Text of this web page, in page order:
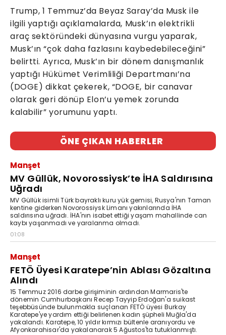
Trump, 1 Temmuz’da Beyaz Saray’da Musk ile
ilgili yaptığı açıklamalarda, Musk’ın elektrikli
araç sektöründeki dünyasına vurgu yaparak,
Musk’ın “çok daha fazlasını kaybedebileceğini”
belirtti. Ayrıca, Musk’ın bir dönem danışmanlık
yaptığı Hükümet Verimliliği Departmanı’na
(DOGE) dikkat çekerek, “DOGE, bir canavar
olarak geri dönüp Elon’u yemek zorunda
kalabilir” yorumunu yaptı.
ÖNE ÇIKAN HABERLER
Manşet
MV Güllük, Novorossiysk’te İHA Saldırısına
Uğradı
MV Güllük isimli Türk bayraklı kuru yük gemisi, Rusya'nın Taman
kentine giderken Novorossiysk Limanı yakınlarında İHA
saldırısına uğradı. İHA'nın isabet ettiği yaşam mahallinde can
kaybı yaşanmadı ve yaralanma olmadı.
01:08
Manşet
FETÖ Üyesi Karatepe’nin Ablası Gözaltına
Alındı
15 Temmuz 2016 darbe girişiminin ardından Marmaris'te
dönemin Cumhurbaşkanı Recep Tayyip Erdoğan'a suikast
teşebbüsünde bulunmakla suçlanan FETÖ üyesi Burkay
Karatepe'ye yardım ettiği belirlenen kadın şüpheli Muğla'da
yakalandı. Karatepe, 10 yıldır kırmızı bültenle aranıyordu ve
Afyonkarahisar'da yakalanarak 5 Ağustos'ta tutuklanmıştı.